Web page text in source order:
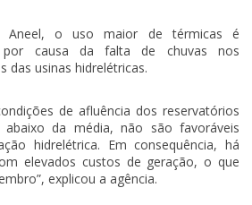
Aneel, o uso maior de térmicas é
por causa da falta de chuvas nos
das usinas hidrelétricas.
de afluência dos reservatórios
abaixo da média, não são favoráveis
hidrelétrica. Em consequência, há
elevados custos de geração, o que
explicou a agência.